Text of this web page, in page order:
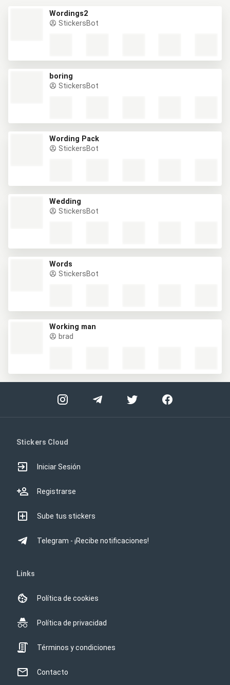
Wordings2
StickersBot
boring
StickersBot
Wording Pack
StickersBot
Wedding
StickersBot
Words
StickersBot
Working man
brad
Stickers Cloud
Iniciar Sesión
Registrarse
Sube tus stickers
Telegram - ¡Recibe notificaciones!
Links
Política de cookies
Política de privacidad
Términos y condiciones
Contacto